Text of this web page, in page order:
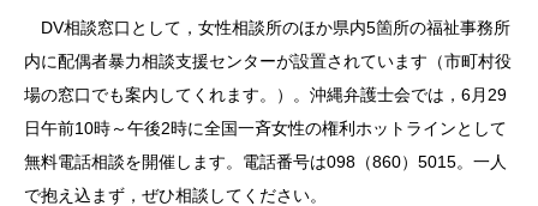
DV相談窓口として，女性相談所のほか県内5箇所の福祉事務所
内に配偶者暴力相談支援センターが設置されています（市町村役
場の窓口でも案内してくれます。）。沖縄弁護士会では，6月29
日午前10時～午後2時に全国一斉女性の権利ホットラインとして
無料電話相談を開催します。電話番号は098（860）5015。一人
で抱え込まず，ぜひ相談してください。